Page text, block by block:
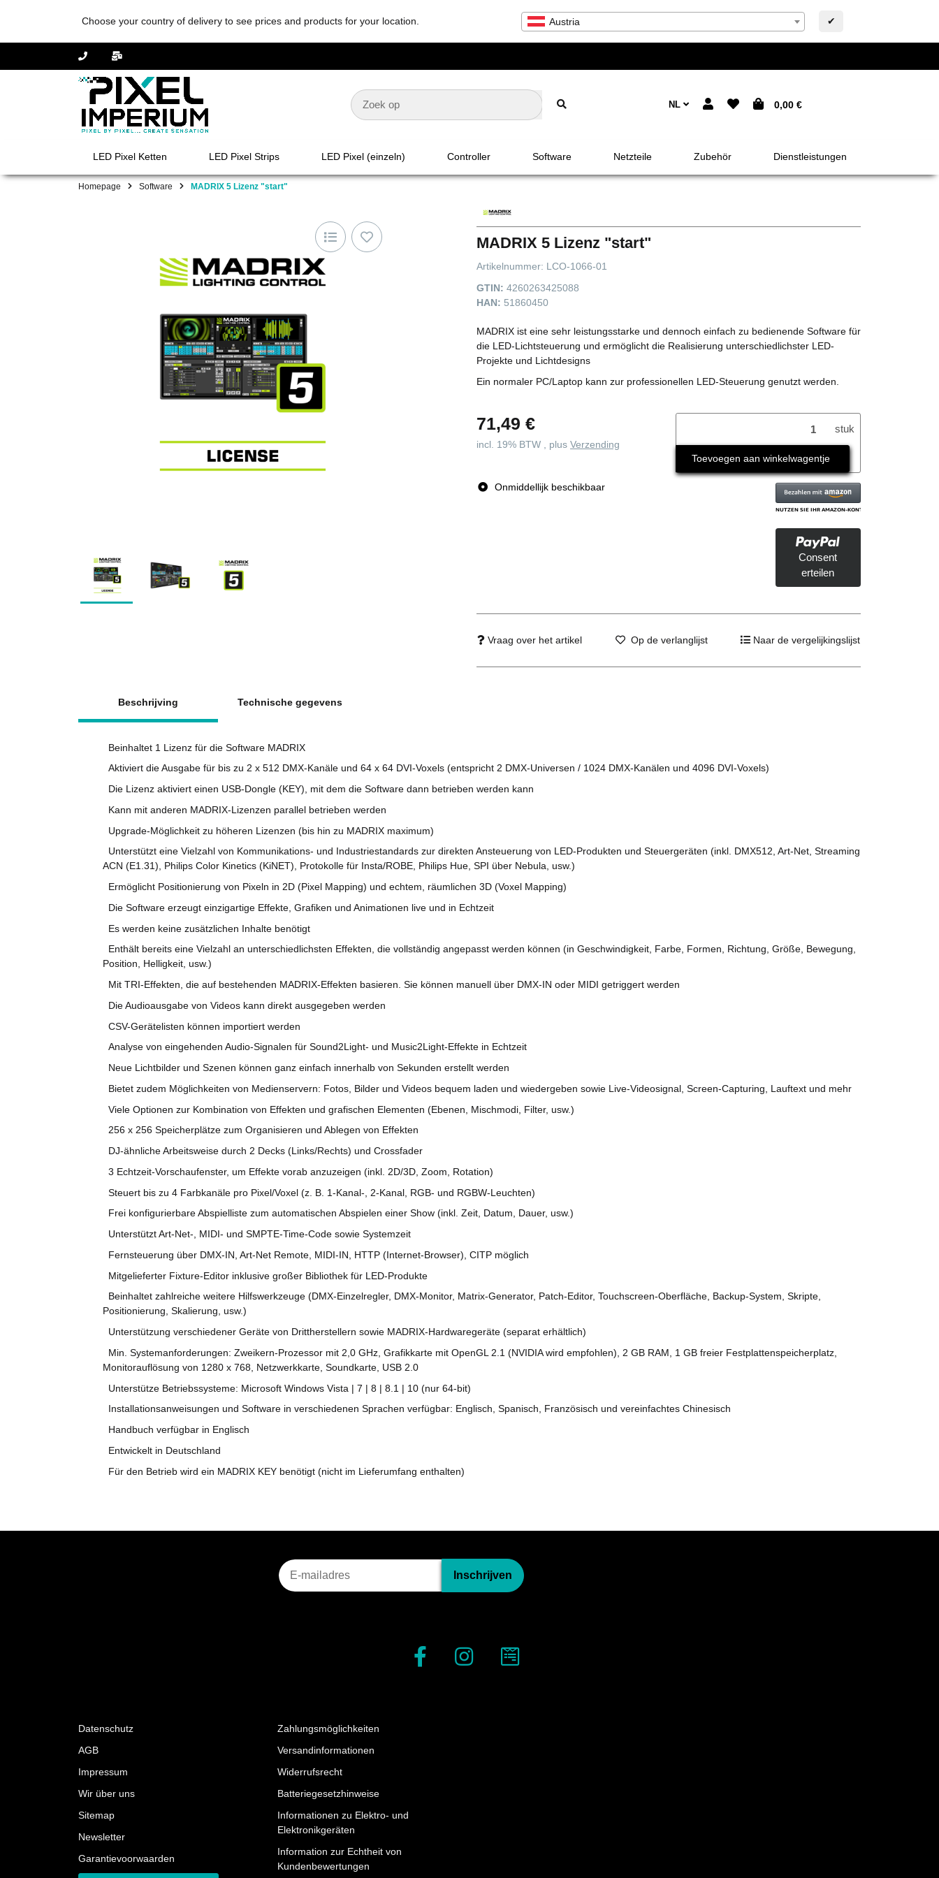
Choose your country of delivery to see prices and products for your location. Austria ✔
NL 0,00 €
LED Pixel Ketten LED Pixel Strips LED Pixel (einzeln) Controller Software Netzteile Zubehör Dienstleistungen
Homepage Software MADRIX 5 Lizenz "start"
MADRIX 5 Lizenz "start"
Artikelnummer: LCO-1066-01
GTIN: 4260263425088
HAN: 51860450
MADRIX ist eine sehr leistungsstarke und dennoch einfach zu bedienende Software für
die LED-Lichtsteuerung und ermöglicht die Realisierung unterschiedlichster LED-
Projekte und Lichtdesigns
Ein normaler PC/Laptop kann zur professionellen LED-Steuerung genutzt werden.
71,49 €
incl. 19% BTW , plus Verzending
Onmiddellijk beschikbaar
stuk
Toevoegen aan winkelwagentje
Consent
erteilen
Vraag over het artikel Op de verlanglijst Naar de vergelijkingslijst
Beschrijving
Technische gegevens
Beinhaltet 1 Lizenz für die Software MADRIX
Aktiviert die Ausgabe für bis zu 2 x 512 DMX-Kanäle und 64 x 64 DVI-Voxels (entspricht 2 DMX-Universen / 1024 DMX-Kanälen und 4096 DVI-Voxels)
Die Lizenz aktiviert einen USB-Dongle (KEY), mit dem die Software dann betrieben werden kann
Kann mit anderen MADRIX-Lizenzen parallel betrieben werden
Upgrade-Möglichkeit zu höheren Lizenzen (bis hin zu MADRIX maximum)
Unterstützt eine Vielzahl von Kommunikations- und Industriestandards zur direkten Ansteuerung von LED-Produkten und Steuergeräten (inkl. DMX512, Art-Net, Streaming
ACN (E1.31), Philips Color Kinetics (KiNET), Protokolle für Insta/ROBE, Philips Hue, SPI über Nebula, usw.)
Ermöglicht Positionierung von Pixeln in 2D (Pixel Mapping) und echtem, räumlichen 3D (Voxel Mapping)
Die Software erzeugt einzigartige Effekte, Grafiken und Animationen live und in Echtzeit
Es werden keine zusätzlichen Inhalte benötigt
Enthält bereits eine Vielzahl an unterschiedlichsten Effekten, die vollständig angepasst werden können (in Geschwindigkeit, Farbe, Formen, Richtung, Größe, Bewegung,
Position, Helligkeit, usw.)
Mit TRI-Effekten, die auf bestehenden MADRIX-Effekten basieren. Sie können manuell über DMX-IN oder MIDI getriggert werden
Die Audioausgabe von Videos kann direkt ausgegeben werden
CSV-Gerätelisten können importiert werden
Analyse von eingehenden Audio-Signalen für Sound2Light- und Music2Light-Effekte in Echtzeit
Neue Lichtbilder und Szenen können ganz einfach innerhalb von Sekunden erstellt werden
Bietet zudem Möglichkeiten von Medienservern: Fotos, Bilder und Videos bequem laden und wiedergeben sowie Live-Videosignal, Screen-Capturing, Lauftext und mehr
Viele Optionen zur Kombination von Effekten und grafischen Elementen (Ebenen, Mischmodi, Filter, usw.)
256 x 256 Speicherplätze zum Organisieren und Ablegen von Effekten
DJ-ähnliche Arbeitsweise durch 2 Decks (Links/Rechts) und Crossfader
3 Echtzeit-Vorschaufenster, um Effekte vorab anzuzeigen (inkl. 2D/3D, Zoom, Rotation)
Steuert bis zu 4 Farbkanäle pro Pixel/Voxel (z. B. 1-Kanal-, 2-Kanal, RGB- und RGBW-Leuchten)
Frei konfigurierbare Abspielliste zum automatischen Abspielen einer Show (inkl. Zeit, Datum, Dauer, usw.)
Unterstützt Art-Net-, MIDI- und SMPTE-Time-Code sowie Systemzeit
Fernsteuerung über DMX-IN, Art-Net Remote, MIDI-IN, HTTP (Internet-Browser), CITP möglich
Mitgelieferter Fixture-Editor inklusive großer Bibliothek für LED-Produkte
Beinhaltet zahlreiche weitere Hilfswerkzeuge (DMX-Einzelregler, DMX-Monitor, Matrix-Generator, Patch-Editor, Touchscreen-Oberfläche, Backup-System, Skripte,
Positionierung, Skalierung, usw.)
Unterstützung verschiedener Geräte von Drittherstellern sowie MADRIX-Hardwaregeräte (separat erhältlich)
Min. Systemanforderungen: Zweikern-Prozessor mit 2,0 GHz, Grafikkarte mit OpenGL 2.1 (NVIDIA wird empfohlen), 2 GB RAM, 1 GB freier Festplattenspeicherplatz,
Monitorauflösung von 1280 x 768, Netzwerkkarte, Soundkarte, USB 2.0
Unterstütze Betriebssysteme: Microsoft Windows Vista | 7 | 8 | 8.1 | 10 (nur 64-bit)
Installationsanweisungen und Software in verschiedenen Sprachen verfügbar: Englisch, Spanisch, Französisch und vereinfachtes Chinesisch
Handbuch verfügbar in Englisch
Entwickelt in Deutschland
Für den Betrieb wird ein MADRIX KEY benötigt (nicht im Lieferumfang enthalten)
Nieuwsbriefinschrijving
Inschrijven
Datenschutz
AGB
Impressum
Wir über uns
Sitemap
Newsletter
Garantievoorwaarden
Zahlungsmöglichkeiten
Versandinformationen
Widerrufsrecht
Batteriegesetzhinweise
Informationen zu Elektro- und
Elektronikgeräten
Information zur Echtheit von
Kundenbewertungen